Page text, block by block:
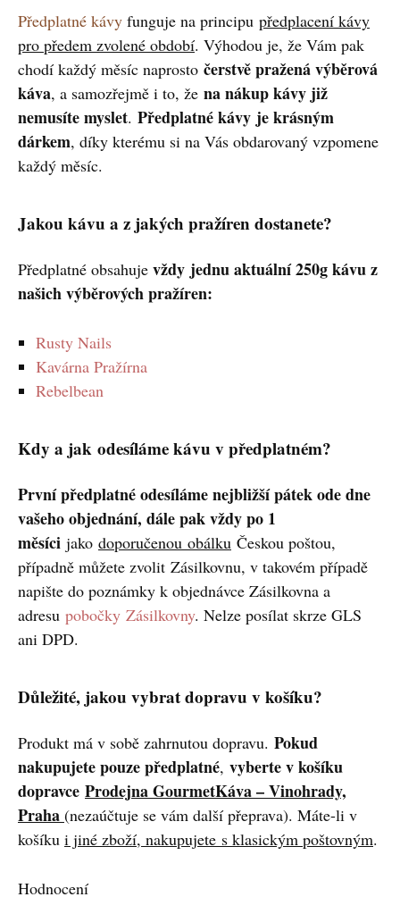
Předplatné kávy funguje na principu předplacení kávy
pro předem zvolené období. Výhodou je, že Vám pak
chodí každý měsíc naprosto čerstvě pražená výběrová
káva, a samozřejmě i to, že na nákup kávy již
nemusíte myslet. Předplatné kávy je krásným
dárkem, díky kterému si na Vás obdarovaný vzpomene
každý měsíc.
Jakou kávu a z jakých pražíren dostanete?
Předplatné obsahuje vždy jednu aktuální 250g kávu z
našich výběrových pražíren:
Rusty Nails
Kavárna Pražírna
Rebelbean
Kdy a jak odesíláme kávu v předplatném?
První předplatné odesíláme nejbližší pátek ode dne
vašeho objednání, dále pak vždy po 1
měsíci jako doporučenou obálku Českou poštou,
případně můžete zvolit Zásilkovnu, v takovém případě
napište do poznámky k objednávce Zásilkovna a
adresu pobočky Zásilkovny. Nelze posílat skrze GLS
ani DPD.
Důležité, jakou vybrat dopravu v košíku?
Produkt má v sobě zahrnutou dopravu. Pokud
nakupujete pouze předplatné, vyberte v košíku
dopravce Prodejna GourmetKáva – Vinohrady,
Praha (nezaúčtuje se vám další přeprava). Máte-li v
košíku i jiné zboží, nakupujete s klasickým poštovným.
Hodnocení